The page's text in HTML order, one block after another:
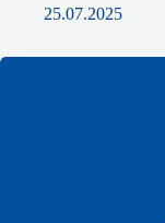
25.07.2025